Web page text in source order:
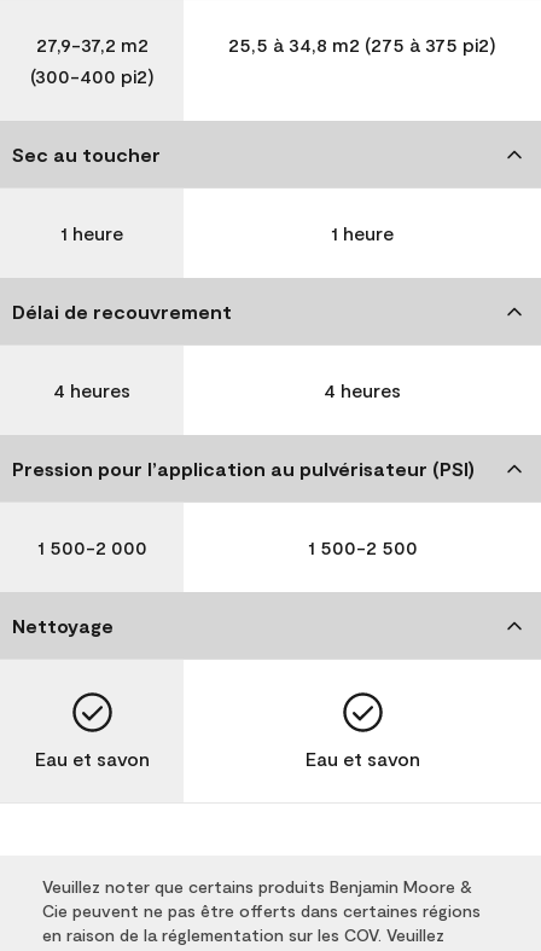
27,9-37,2 m2
(300-400 pi2)
25,5 à 34,8 m2 (275 à 375 pi2)
Sec au toucher
1 heure 1 heure
Délai de recouvrement
4 heures 4 heures
Pression pour l’application au pulvérisateur (PSI)
1 500-2 000 1 500-2 500
Nettoyage
Eau et savon Eau et savon
Veuillez noter que certains produits Benjamin Moore &
Cie peuvent ne pas être offerts dans certaines régions
en raison de la réglementation sur les COV. Veuillez